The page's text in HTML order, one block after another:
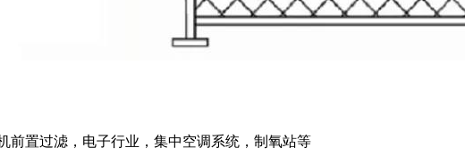
置过滤，电子行业，集中空调系统，制氧站等